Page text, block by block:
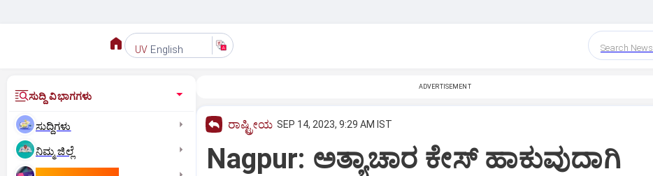
UV English Search News
ಸುದ್ದಿ ವಿಭಾಗಗಳು
ಸುದ್ದಿಗಳು
ನಿಮ್ಮ ಜಿಲ್ಲೆ
ADVERTISEMENT
ರಾಷ್ಟ್ರೀಯ SEP 14, 2023, 9:29 AM IST
Nagpur: ಅತ್ಯಾಚಾರ ಕೇಸ್‌ ಹಾಕುವುದಾಗಿ